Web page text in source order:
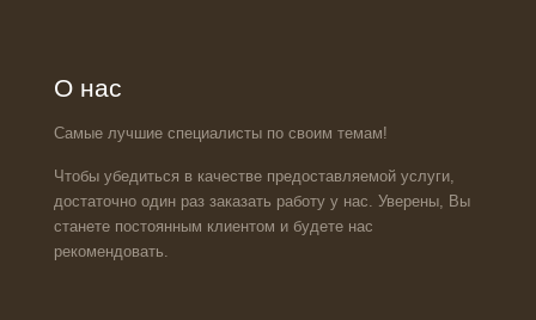
О нас
Самые лучшие специалисты по своим темам!
Чтобы убедиться в качестве предоставляемой услуги,
достаточно один раз заказать работу у нас. Уверены, Вы
станете постоянным клиентом и будете нас
рекомендовать.